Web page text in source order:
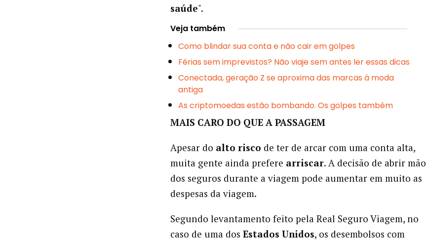
saúde".
Veja também
Como blindar sua conta e não cair em golpes
Férias sem imprevistos? Não viaje sem antes ler essas dicas
Conectada, geração Z se aproxima das marcas à moda
antiga
As criptomoedas estão bombando. Os golpes também
MAIS CARO DO QUE A PASSAGEM
Apesar do alto risco de ter de arcar com uma conta alta,
muita gente ainda prefere arriscar. A decisão de abrir mão
dos seguros durante a viagem pode aumentar em muito as
despesas da viagem.
Segundo levantamento feito pela Real Seguro Viagem, no
caso de uma dos Estados Unidos, os desembolsos com